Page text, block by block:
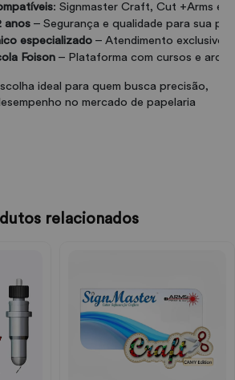
: Signmaster Craft, Cut +Arms e
anos – Segurança e qualidade para sua
especializado – Atendimento exclusivo
Foison – Plataforma com cursos e
ideal para quem busca precisão,
no mercado de papelaria
relacionados